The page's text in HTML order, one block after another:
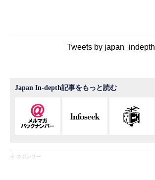
Tweets by japan_indepth
Japan In-depth記事をもっと読む
※ スポンサー